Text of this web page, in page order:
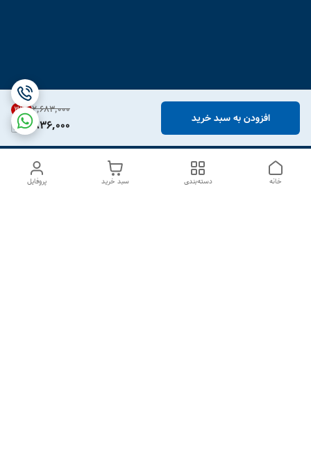
۲٬۶۸۳٬۰۰۰ 31%
1,836,000 افزودن به سبد خرید
پروفایل سبد خرید دسته‌بندی خانه